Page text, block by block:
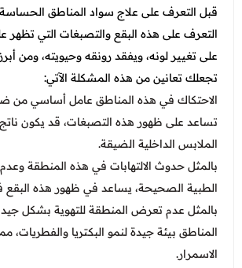
عروض الانف والاذن والحنجرة
عروض العلاج الطبيعي
قبل التعرف علىعلاج سواد المناطق الحساسة
التعرف على هذه البقع والتصبغات التي تظهر
على تغيير لونه، ويفقد رونقه وحيويته، ومن أبرز
تجعلك تعانين من هذه المشكلة الآتي:
الاحتكاك في هذه المناطق عامل أساسي من
تساعد على ظهور هذه التصبغات، قد يكون ناتج
الملابس الداخلية الضيقة.
بالمثل حدوث الالتهابات في هذه المنطقة وعدم
الطبية الصحيحة، يساعد في ظهور هذه البقع
بالمثل عدم تعرض المنطقة للتهوية بشكل
المناطق بيئة جيدة لنمو البكتريا والفطريات،
الاسمرار.